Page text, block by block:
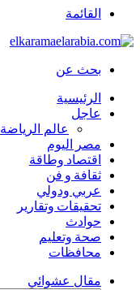
القائمة
بحث عن
الرئيسية
عاجل
عالم الرياضة
مصر اليوم
اقتصاد وطاقة
ثقافة و فن
عربي ودولي
تحقيقات وتقارير
حوادث
صحة وتعليم
محافظات
مقال عشوائي